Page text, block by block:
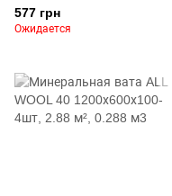
1000х600х100 мм, упаковка 2
плиты, 1.2 м2
577 грн
Ожидается